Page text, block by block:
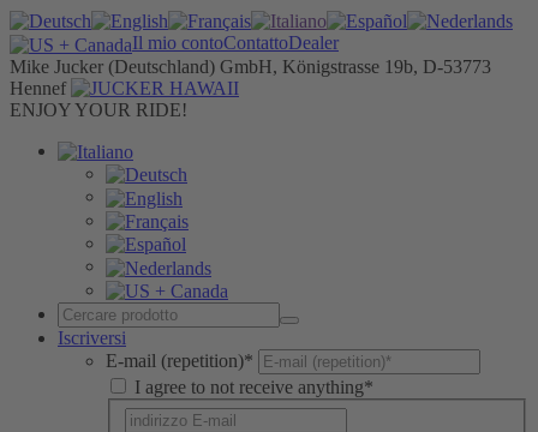
Il mio contoContattoDealer
Mike Jucker (Deutschland) GmbH, Königstrasse 19b, D-53773
Hennef
ENJOY YOUR RIDE!
Iscriversi
E-mail (repetition)*
I agree to not receive anything*